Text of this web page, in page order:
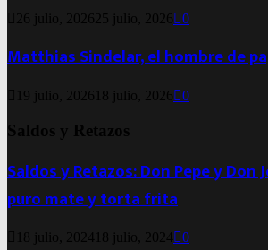
26 julio, 2026 25 julio, 2026 0
Matthias Sindelar, el hombre de
19 julio, 2026 18 julio, 2026 0
Saldos y Retazos
Saldos y Retazos: Don Pepe y Don
puro mate y torta frita
18 julio, 2024 18 julio, 2024 0